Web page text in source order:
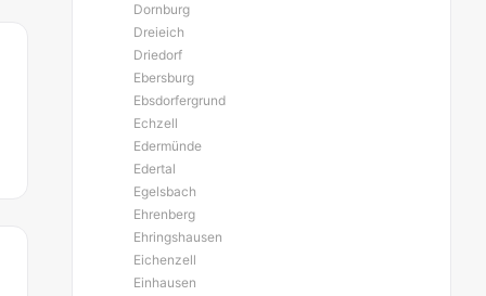
Dornburg
Dreieich
Driedorf
Ebersburg
Ebsdorfergrund
Echzell
Edermünde
Edertal
Egelsbach
Ehrenberg
Ehringshausen
Eichenzell
Einhausen